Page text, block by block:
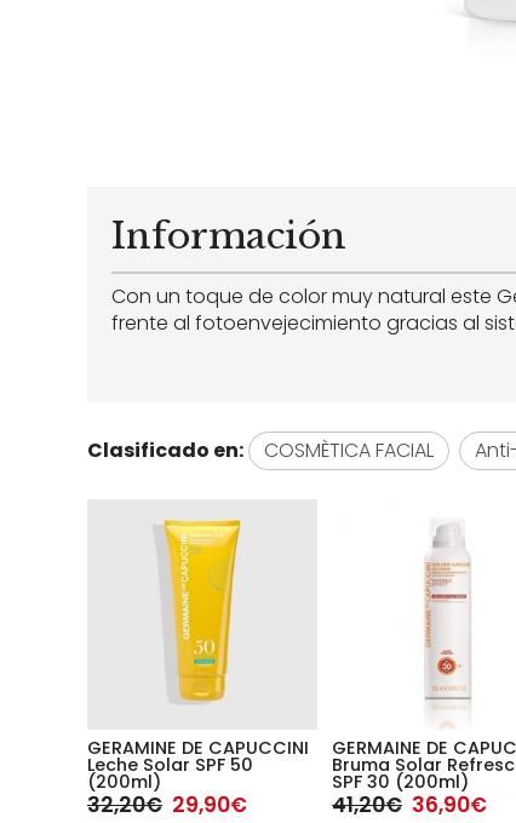
Información
Con un toque de color muy natural este
frente al fotoenvejecimiento gracias al
Clasificado en: COSMÈTICA FACIAL
GERAMINE DE CAPUCCINI
Leche Solar SPF 50
(200ml)
32,20€ 29,90€
GERMAINE DE
Bruma Solar
SPF 30 (200ml)
41,20€ 36,90€